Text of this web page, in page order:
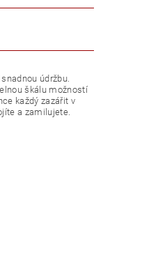
údržbu.
škálu možností
každý zazářit v
a zamilujete.